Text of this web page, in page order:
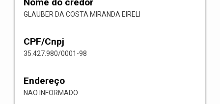
GLAUBER DA COSTA MIRANDA EIRELI
CPF/Cnpj
35.427.980/0001-98
Endereço
NAO INFORMADO